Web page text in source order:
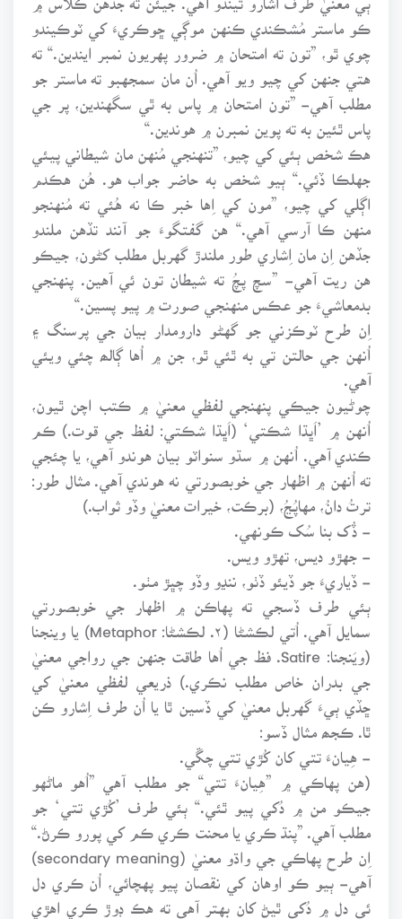
ڪو ماستر مُشڪندي ڪنهن موڳي ڇوڪريءَ کي ٽوڪيندو
چوي ٿو، ”تون ته امتحان ۾ ضرور پهريون نمبر ايندين.“ ته
هتي جنهن کي چيو ويو آهي. اُن مان سمجهبو ته ماستر جو
مطلب آهي- ”تون امتحان ۾ پاس به ٿي سگهندين، پر جي
پاس ٿئين به ته پوين نمبرن ۾ هوندين.“
هڪ شخص ٻئي کي چيو، ”تنهنجي مُنهن مان شيطاني پيئي
جهلڪا ڏئي.“ ٻيو شخص به حاضر جواب هو. هُن هڪدم
اڳلي کي چيو، ”مون کي اِها خبر ڪا نه هُئي ته مُنهنجو
منهن ڪا آرسي آهي.“ هن گفتگوءَ جو آنند تڏهن ملندو
جڏهن اِن مان اِشاري طور ملندڙ گهربل مطلب کڻون، جيڪو
هن ريت آهي- ”سچ پچُ ته شيطان تون ئي آهين. پنهنجي
بدمعاشيءَ جو عڪس منهنجي صورت ۾ پيو پسين.“
اِن طرح ٽوڪزني جو گهڻو دارومدار بيان جي پرسنگ ۽
اُنهن جي حالتن تي به ٿئي ٿو، جن ۾ اُها ڳالھ چئي ويئي
آهي.
چوڻيون جيڪي پنهنجي لفظي معنيٰ ۾ ڪتب اچن ٿيون،
اُنهن ۾ ’اَڀڌا شڪتي‘ (اَڀڌا شڪتي: لفظ جي قوت.) ڪم
ڪندي آهي. اُنهن ۾ سڌو سنواٽو بيان هوندو آهي، يا چئجي
ته اُنهن ۾ اظهار جي خوبصورتي نه هوندي آهي. مثال طور:
ترتُ دانُ، مهاپُڃُ، (برڪت، خيرات معنيٰ وڏو ثواب.)
- ڏُک بنا سُک ڪونهي.
- ڏياريءَ جو ڏيئو ڏٺو، ننڍو وڏو چڀڙ مٺو.
ٻئي طرف ڏسجي ته پهاڪن ۾ اظهار جي خوبصورتي
سمايل آهي. اُتي لڪشڻا (۲. لڪشڻا: Metaphor) يا وينجنا
(ويَنجنا: Satire. فظ جي اُها طاقت جنهن جي رواجي معنيٰ
جي بدران خاص مطلب نڪري.) ذريعي لفظي معنيٰ کي
ڇڏي ٻيءَ گهربل معنيٰ کي ڏسين ٿا يا اُن طرف اِشارو ڪن
ٿا. ڪجھ مثال ڏسو:
- هِيانءَ تتي کان کُڙي تتي چڱي.
(هن پهاڪي ۾ ”هِيانءَ تتي“ جو مطلب آهي ”اُهو ماڻهو
جيڪو من ۾ دُکي پيو ٿئي.“ ٻئي طرف ’کُڙي تتي‘ جو
مطلب آهي. ”پنڌ ڪري يا محنت ڪري ڪم کي پورو ڪرڻ.“
اِن طرح پهاڪي جي واڌو معنيٰ (secondary meaning)
آهي- ٻيو ڪو اوهان کي نقصان پيو پهچائي، اُن ڪري دل
ئي دل ۾ دُکي ٿيڻ کان بهتر آهي ته هڪ ڊوڙ ڪري اهڙي